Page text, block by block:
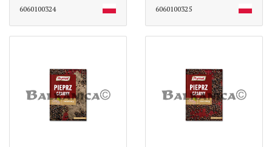
6060100324 6060100325